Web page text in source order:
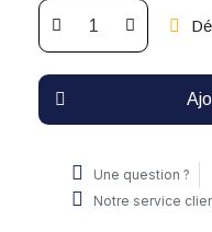
Une question ?
Notre service